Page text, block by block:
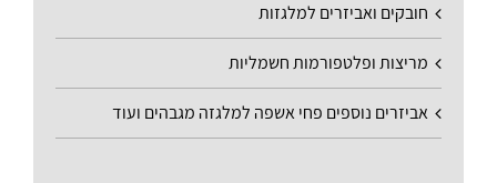
חובקים ואביזרים למלגזות
מריצות ופלטפורמות חשמליות
אביזרים נוספים פחי אשפה למלגזה מגבהים ועוד